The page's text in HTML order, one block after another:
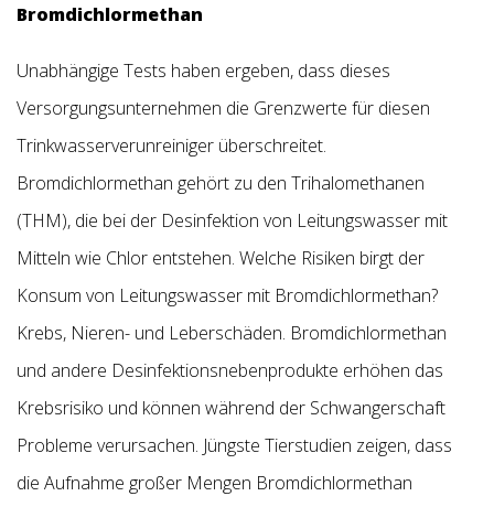
Bromdichlormethan
Unabhängige Tests haben ergeben, dass dieses
Versorgungsunternehmen die Grenzwerte für diesen
Trinkwasserverunreiniger überschreitet.
Bromdichlormethan gehört zu den Trihalomethanen
(THM), die bei der Desinfektion von Leitungswasser mit
Mitteln wie Chlor entstehen. Welche Risiken birgt der
Konsum von Leitungswasser mit Bromdichlormethan?
Krebs, Nieren- und Leberschäden. Bromdichlormethan
und andere Desinfektionsnebenprodukte erhöhen das
Krebsrisiko und können während der Schwangerschaft
Probleme verursachen. Jüngste Tierstudien zeigen, dass
die Aufnahme großer Mengen Bromdichlormethan